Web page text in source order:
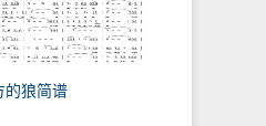
的狼简谱